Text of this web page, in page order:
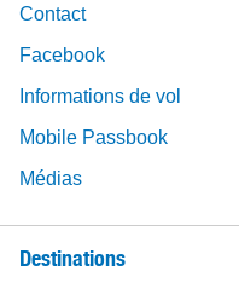
Contact
Facebook
Informations de vol
Mobile Passbook
Médias
Destinations